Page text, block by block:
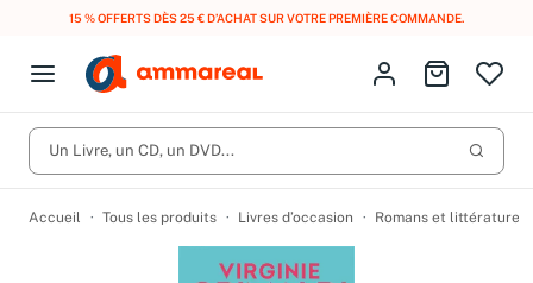
15 % OFFERTS DÈS 25 € D’ACHAT SUR VOTRE PREMIÈRE COMMANDE.
Open menu
Fermer le menu
CD d'occasion
DVD d'occasion
Lancer
Identifiez-vous
Aller au
Un Livre, un CD, un DVD...
Accueil Tous les produits Livres d’occasion Romans et littérature